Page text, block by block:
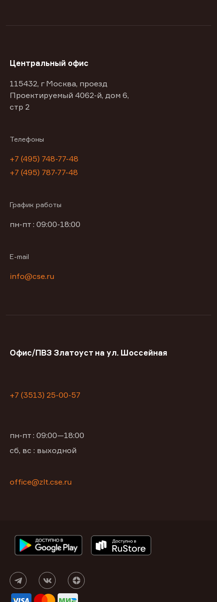
Центральный офис
115432, г Москва, проезд
Проектируемый 4062-й, дом 6,
стр 2
Телефоны
+7 (495) 748-77-48
+7 (495) 787-77-48
График работы
пн-пт : 09:00-18:00
E-mail
info@cse.ru
Офис/ПВЗ Златоуст на ул. Шоссейная
+7 (3513) 25-00-57
пн-пт : 09:00—18:00
сб, вс : выходной
office@zlt.cse.ru